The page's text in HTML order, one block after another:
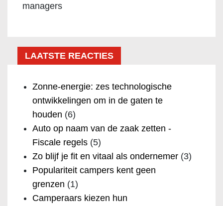
managers
LAATSTE REACTIES
Zonne-energie: zes technologische
ontwikkelingen om in de gaten te
houden (6)
Auto op naam van de zaak zetten -
Fiscale regels (5)
Zo blijf je fit en vitaal als ondernemer (3)
Populariteit campers kent geen
grenzen (1)
Camperaars kiezen hun